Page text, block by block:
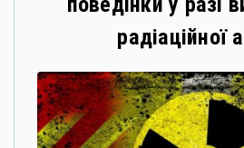
радіаційної